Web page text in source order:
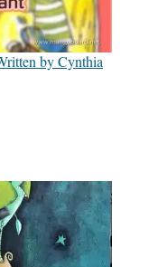
by Cynthia